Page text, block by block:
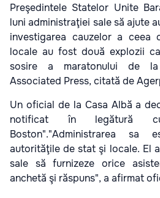
Preşedintele Statelor Unite
luni administraţiei sale să ajute
investigarea cauzelor a ceea
locale au fost două explozii
sosire a maratonului de la
Associated Press, citată de
Un oficial de la Casa Albă a
notificat în legătură
Boston"."Administrarea
autorităţile de stat şi locale. El
sale să furnizeze orice
anchetă şi răspuns", a afirmat